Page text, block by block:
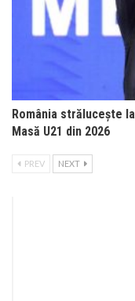
România strălucește
Masă U21 din 2026
PREV NEXT